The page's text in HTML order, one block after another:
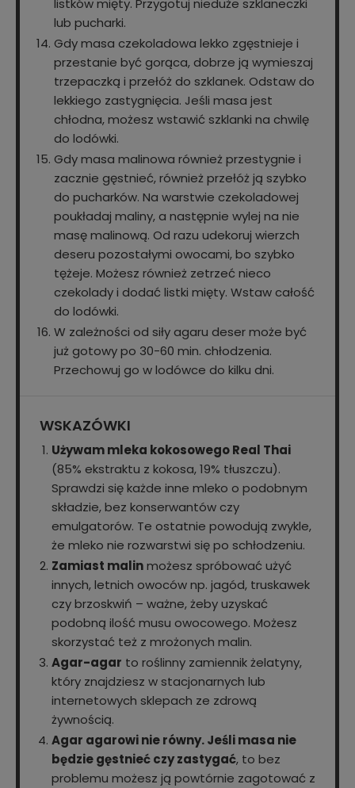
listków mięty. Przygotuj nieduże szklaneczki
lub pucharki.
Gdy masa czekoladowa lekko zgęstnieje i
przestanie być gorąca, dobrze ją wymieszaj
trzepaczką i przełóż do szklanek. Odstaw do
lekkiego zastygnięcia. Jeśli masa jest
chłodna, możesz wstawić szklanki na chwilę
do lodówki.
Gdy masa malinowa również przestygnie i
zacznie gęstnieć, również przełóż ją szybko
do pucharków. Na warstwie czekoladowej
poukładaj maliny, a następnie wylej na nie
masę malinową. Od razu udekoruj wierzch
deseru pozostałymi owocami, bo szybko
tężeje. Możesz również zetrzeć nieco
czekolady i dodać listki mięty. Wstaw całość
do lodówki.
W zależności od siły agaru deser może być
już gotowy po 30-60 min. chłodzenia.
Przechowuj go w lodówce do kilku dni.
WSKAZÓWKI
Używam mleka kokosowego Real Thai
(85% ekstraktu z kokosa, 19% tłuszczu).
Sprawdzi się każde inne mleko o podobnym
składzie, bez konserwantów czy
emulgatorów. Te ostatnie powodują zwykle,
że mleko nie rozwarstwi się po schłodzeniu.
Zamiast malinmożesz spróbować użyć
innych, letnich owoców np. jagód, truskawek
czy brzoskwiń – ważne, żeby uzyskać
podobną ilość musu owocowego. Możesz
skorzystać też z mrożonych malin.
Agar-agar to roślinny zamiennik żelatyny,
który znajdziesz w stacjonarnych lub
internetowych sklepach ze zdrową
żywnością.
Agar agarowi nie równy. Jeśli masa nie
będzie gęstnieć czy zastygać, to bez
problemu możesz ją powtórnie zagotować z